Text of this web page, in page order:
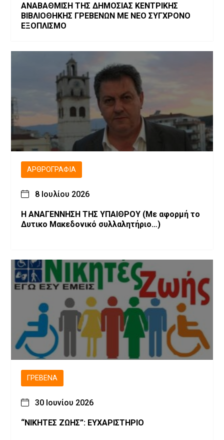
ΑΝΑΒΑΘΜΙΣΗ ΤΗΣ ΔΗΜΟΣΙΑΣ ΚΕΝΤΡΙΚΗΣ
ΒΙΒΛΙΟΘΗΚΗΣ ΓΡΕΒΕΝΩΝ ΜΕ ΝΕΟ ΣΥΓΧΡΟΝΟ
ΕΞΟΠΛΙΣΜΟ
ΑΡΘΡΟΓΡΑΦΊΑ
8 Ιουλίου 2026
Η ΑΝΑΓΕΝΝΗΣΗ ΤΗΣ ΥΠΑΙΘΡΟΥ (Με αφορμή το
Δυτικο Μακεδονικό συλλαλητήριο…)
ΓΡΕΒΕΝΆ
30 Ιουνίου 2026
“ΝΙΚΗΤΕΣ ΖΩΗΣ”: ΕΥΧΑΡΙΣΤΗΡΙΟ